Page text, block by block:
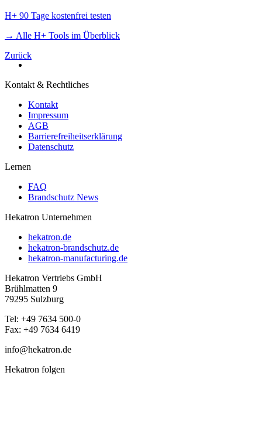
H+ 90 Tage kostenfrei testen
→ Alle H+ Tools im Überblick
Zurück
Kontakt & Rechtliches
Kontakt
Impressum
AGB
Barrierefreiheitserklärung
Datenschutz
Lernen
FAQ
Brandschutz News
Hekatron Unternehmen
hekatron.de
hekatron-brandschutz.de
hekatron-manufacturing.de
Hekatron Vertriebs GmbH
Brühlmatten 9
79295 Sulzburg
Tel: +49 7634 500-0
Fax: +49 7634 6419
info@hekatron.de
Hekatron folgen